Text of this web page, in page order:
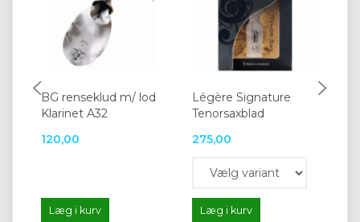
BG renseklud m/ lod
Klarinet A32
120,00
Læg i kurv
Légère Signature
Tenorsaxblad
275,00
Læg i kurv